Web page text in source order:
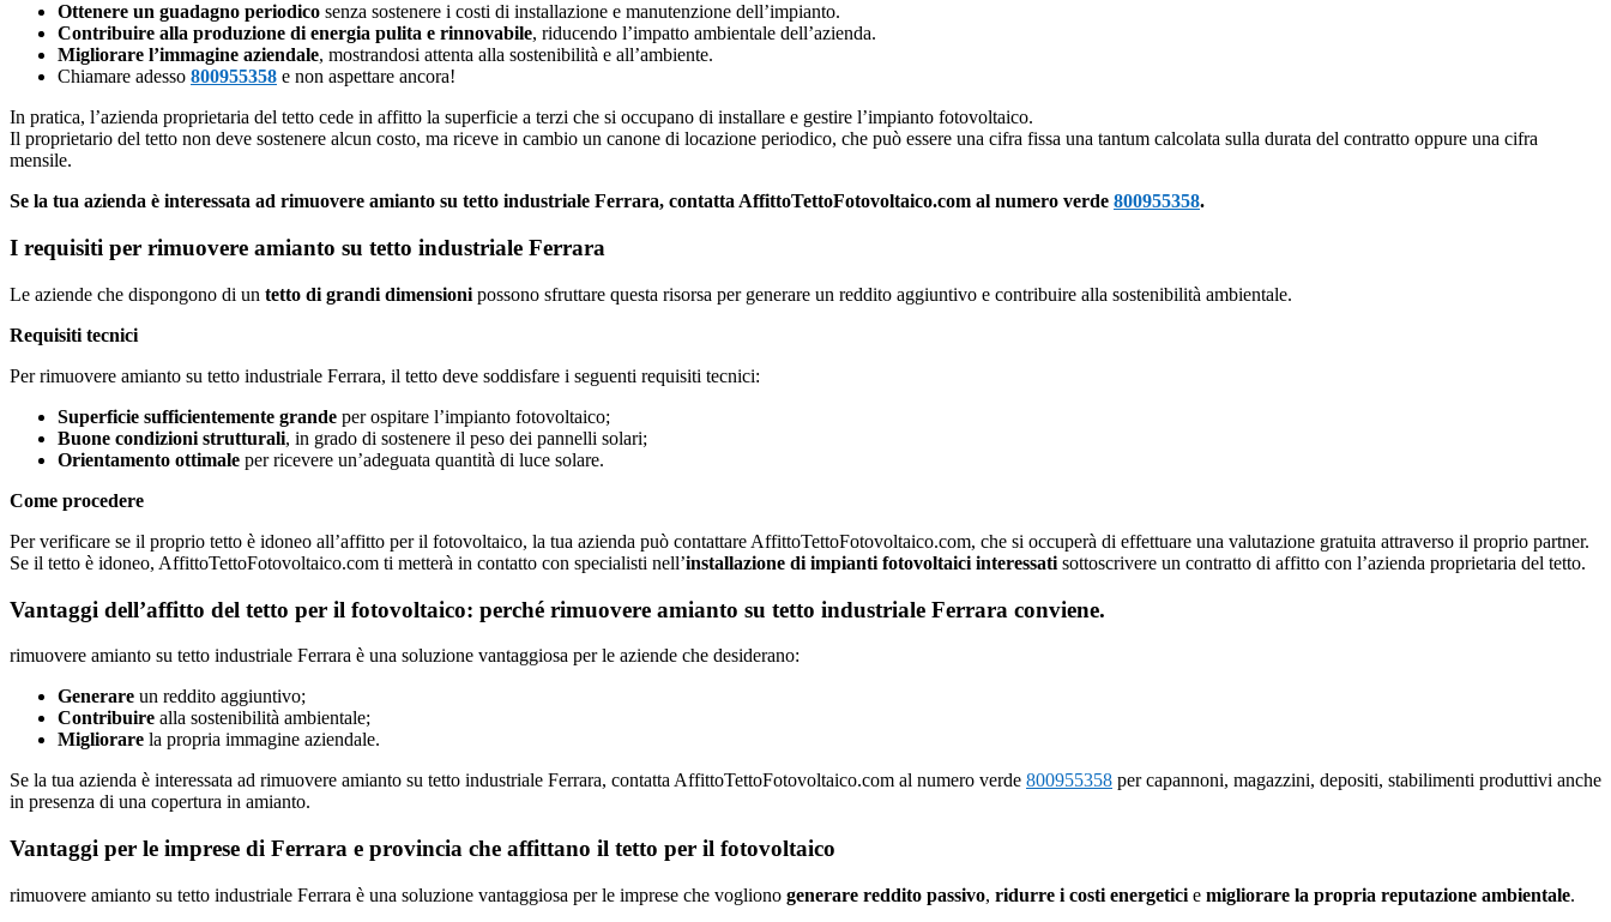
Ottenere un guadagno periodico senza sostenere i costi di installazione e manutenzione dell’impianto.
Contribuire alla produzione di energia pulita e rinnovabile, riducendo l’impatto ambientale dell’azienda.
Migliorare l’immagine aziendale, mostrandosi attenta alla sostenibilità e all’ambiente.
Chiamare adesso 800955358 e non aspettare ancora!
In pratica, l’azienda proprietaria del tetto cede in affitto la superficie a terzi che si occupano di installare e gestire l’impianto fotovoltaico.
Il proprietario del tetto non deve sostenere alcun costo, ma riceve in cambio un canone di locazione periodico, che può essere una cifra fissa una tantum calcolata sulla durata del contratto oppure una cifra
mensile.
Se la tua azienda è interessata ad rimuovere amianto su tetto industriale Ferrara, contatta AffittoTettoFotovoltaico.com al numero verde 800955358.
I requisiti per rimuovere amianto su tetto industriale Ferrara
Le aziende che dispongono di un tetto di grandi dimensioni possono sfruttare questa risorsa per generare un reddito aggiuntivo e contribuire alla sostenibilità ambientale.
Requisiti tecnici
Per rimuovere amianto su tetto industriale Ferrara, il tetto deve soddisfare i seguenti requisiti tecnici:
Superficie sufficientemente grande per ospitare l’impianto fotovoltaico;
Buone condizioni strutturali, in grado di sostenere il peso dei pannelli solari;
Orientamento ottimale per ricevere un’adeguata quantità di luce solare.
Come procedere
Per verificare se il proprio tetto è idoneo all’affitto per il fotovoltaico, la tua azienda può contattare AffittoTettoFotovoltaico.com, che si occuperà di effettuare una valutazione gratuita attraverso il proprio partner.
Se il tetto è idoneo, AffittoTettoFotovoltaico.com ti metterà in contatto con specialisti nell’installazione di impianti fotovoltaici interessati sottoscrivere un contratto di affitto con l’azienda proprietaria del tetto.
Vantaggi dell’affitto del tetto per il fotovoltaico: perché rimuovere amianto su tetto industriale Ferrara conviene.
rimuovere amianto su tetto industriale Ferrara è una soluzione vantaggiosa per le aziende che desiderano:
Generare un reddito aggiuntivo;
Contribuire alla sostenibilità ambientale;
Migliorare la propria immagine aziendale.
Se la tua azienda è interessata ad rimuovere amianto su tetto industriale Ferrara, contatta AffittoTettoFotovoltaico.com al numero verde 800955358 per capannoni, magazzini, depositi, stabilimenti produttivi anche
in presenza di una copertura in amianto.
Vantaggi per le imprese di Ferrara e provincia che affittano il tetto per il fotovoltaico
rimuovere amianto su tetto industriale Ferrara è una soluzione vantaggiosa per le imprese che vogliono generare reddito passivo, ridurre i costi energetici e migliorare la propria reputazione ambientale.